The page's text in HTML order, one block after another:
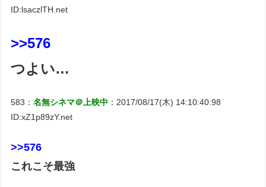
ID:lsaczlTH.net
>>576
つよい…
583：名無シネマ＠上映中 ：2017/08/17(木) 14:10:40.98
ID:xZ1p89zY.net
>>576
これこそ最強